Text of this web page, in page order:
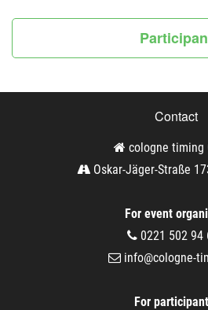
Contact
cologne timing
Oskar-Jäger-Straße
For event
0221 502 94
info@cologne-
For